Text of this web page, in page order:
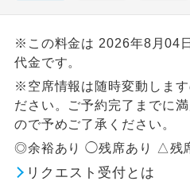
※この料金は 2026年8月04
代金です。
※空席情報は随時変動します
ださい。ご予約完了までに
ので予めご了承ください。
◎余裕あり ◯残席あり △残
リクエスト受付とは